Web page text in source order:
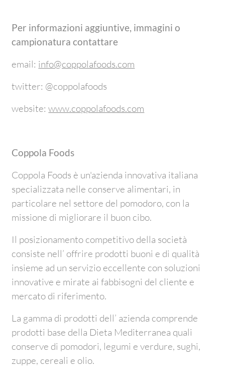
Per informazioni aggiuntive, immagini o
campionatura contattare
email: info@coppolafoods.com
twitter: @coppolafoods
website:www.coppolafoods.com
Coppola Foods
Coppola Foods è un'azienda innovativa italiana
specializzata nelle conserve alimentari, in
particolare nel settore del pomodoro, con la
missione di migliorare il buon cibo.
Il posizionamento competitivo della società
consiste nell’ offrire prodotti buoni e di qualità
insieme ad un servizio eccellente con soluzioni
innovative e mirate ai fabbisogni del cliente e
mercato di riferimento.
La gamma di prodotti dell’ azienda comprende
prodotti base della Dieta Mediterranea quali
conserve di pomodori, legumi e verdure, sughi,
zuppe, cereali e olio.